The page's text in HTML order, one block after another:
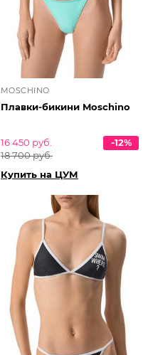
MOSCHINO
Плавки-бикини Moschino
16 450 руб.
18 700 руб.
-12%
Купить на ЦУМ